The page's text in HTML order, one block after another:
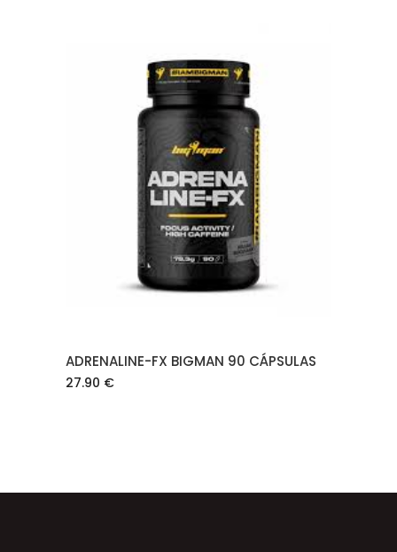
AÑADIR AL CARRITO
ADRENALINE-FX BIGMAN 90 CÁPSULAS
27.90 €